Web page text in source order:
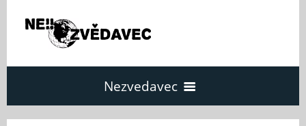
Nezvedavec